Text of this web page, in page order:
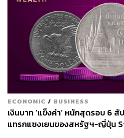
ECONOMIC / BUSINESS
เงินบาท ‘แข็งค่า’ หนักสุดรอบ 6
แทรกแซงเยนของสหรัฐฯ-ญี่ปุ่น